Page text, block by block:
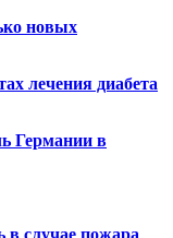
новых
лечения диабета
Германии в
в случае пожара